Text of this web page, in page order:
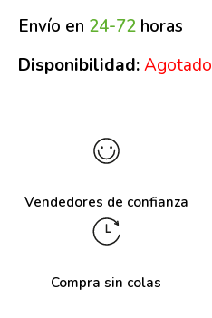
Envío en 24-72 horas
Disponibilidad:Agotado
Vendedores de confianza
Compra sin colas